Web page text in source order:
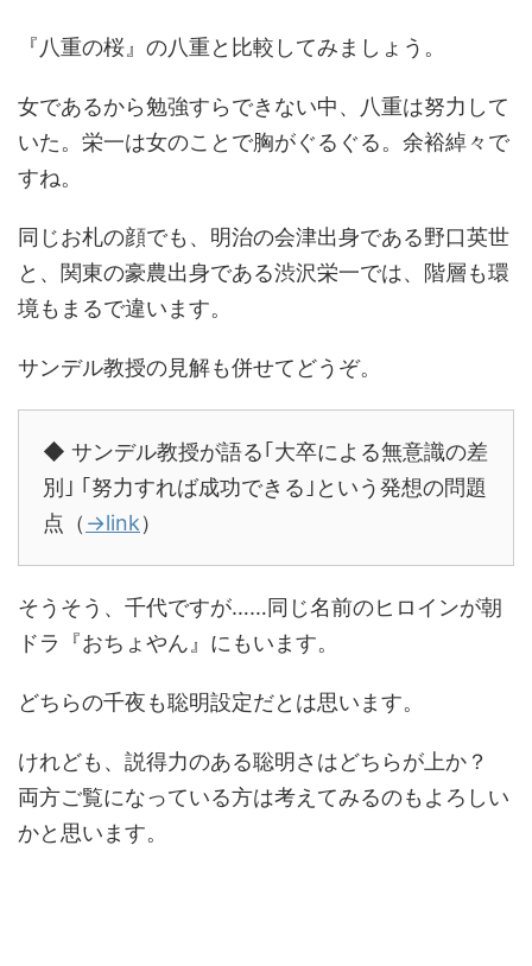
『八重の桜』の八重と比較してみましょう。
女であるから勉強すらできない中、八重は努力して
いた。栄一は女のことで胸がぐるぐる。余裕綽々で
すね。
同じお札の顔でも、明治の会津出身である野口英世
と、関東の豪農出身である渋沢栄一では、階層も環
境もまるで違います。
サンデル教授の見解も併せてどうぞ。
◆ サンデル教授が語る｢大卒による無意識の差
別｣ ｢努力すれば成功できる｣という発想の問題
点（ →link）
そうそう、千代ですが……同じ名前のヒロインが朝
ドラ『おちょやん』にもいます。
どちらの千夜も聡明設定だとは思います。
けれども、説得力のある聡明さはどちらが上か？
両方ご覧になっている方は考えてみるのもよろしい
かと思います。